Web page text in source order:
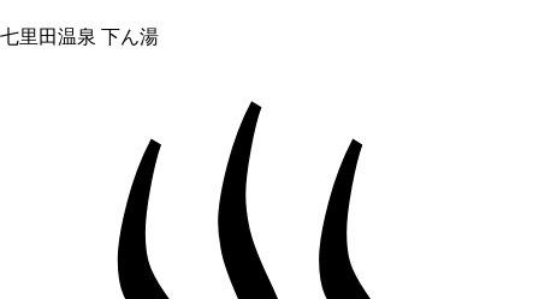
七里田温泉 下ん湯